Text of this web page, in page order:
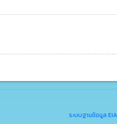
ระบบฐานข้อมูล EIA